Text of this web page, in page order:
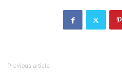
Previous article